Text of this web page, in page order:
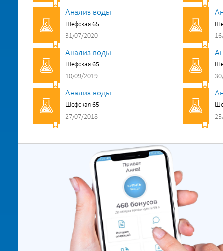
Анализ воды
Шефская 65
31/07/2020
Анализ воды
Шефская 65
10/09/2019
Анализ воды
Шефская 65
27/07/2018